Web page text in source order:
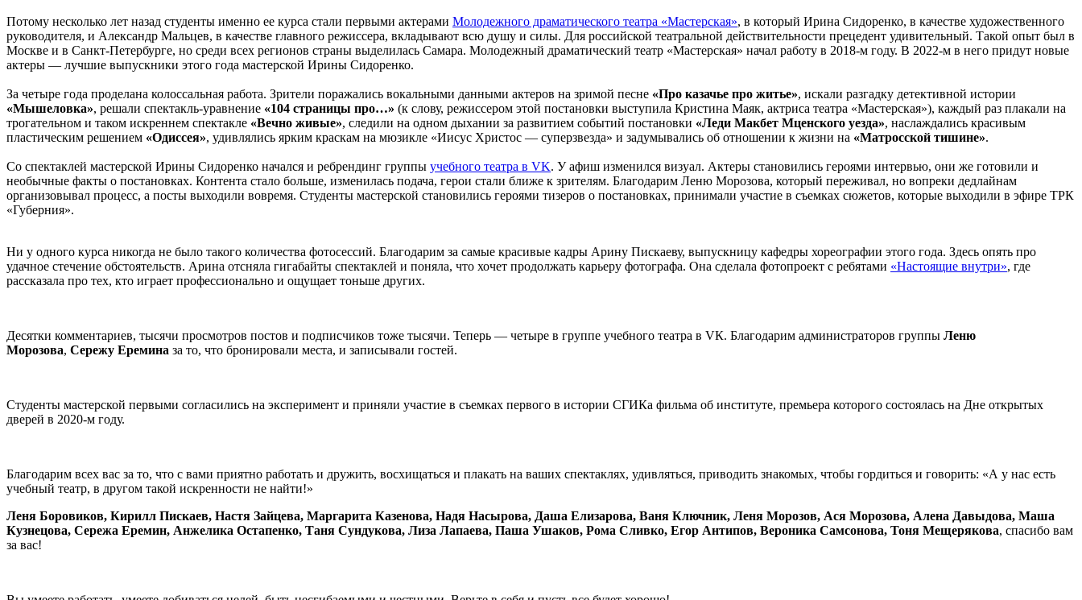
Потому несколько лет назад студенты именно ее курса стали первыми актерами Молодежного драматического театра «Мастерская», в который Ирина Сидоренко, в качестве художественного
руководителя, и Александр Мальцев, в качестве главного режиссера, вкладывают всю душу и силы. Для российской театральной действительности прецедент удивительный. Такой опыт был в
Москве и в Санкт-Петербурге, но среди всех регионов страны выделилась Самара. Молодежный драматический театр «Мастерская» начал работу в 2018-м году. В 2022-м в него придут новые
актеры — лучшие выпускники этого года мастерской Ирины Сидоренко.
За четыре года проделана колоссальная работа. Зрители поражались вокальными данными актеров на зримой песне «Про казачье про житье», искали разгадку детективной истории
«Мышеловка», решали спектакль-уравнение «104 страницы про…» (к слову, режиссером этой постановки выступила Кристина Маяк, актриса театра «Мастерская»), каждый раз плакали на
трогательном и таком искреннем спектакле «Вечно живые», следили на одном дыхании за развитием событий постановки «Леди Макбет Мценского уезда», наслаждались красивым
пластическим решением «Одиссея», удивлялись ярким краскам на мюзикле «Иисус Христос — суперзвезда» и задумывались об отношении к жизни на «Матросской тишине».
Со спектаклей мастерской Ирины Сидоренко начался и ребрендинг группы учебного театра в VK. У афиш изменился визуал. Актеры становились героями интервью, они же готовили и
необычные факты о постановках. Контента стало больше, изменилась подача, герои стали ближе к зрителям. Благодарим Леню Морозова, который переживал, но вопреки дедлайнам
организовывал процесс, а посты выходили вовремя. Студенты мастерской становились героями тизеров о постановках, принимали участие в съемках сюжетов, которые выходили в эфире ТРК
«Губерния».
Ни у одного курса никогда не было такого количества фотосессий. Благодарим за самые красивые кадры Арину Пискаеву, выпускницу кафедры хореографии этого года. Здесь опять про
удачное стечение обстоятельств. Арина отсняла гигабайты спектаклей и поняла, что хочет продолжать карьеру фотографа. Она сделала фотопроект с ребятами «Настоящие внутри», где
рассказала про тех, кто играет профессионально и ощущает тоньше других.
Десятки комментариев, тысячи просмотров постов и подписчиков тоже тысячи. Теперь — четыре в группе учебного театра в VК. Благодарим администраторов группы Леню
Морозова, Сережу Еремина за то, что бронировали места, и записывали гостей.
Студенты мастерской первыми согласились на эксперимент и приняли участие в съемках первого в истории СГИКа фильма об институте, премьера которого состоялась на Дне открытых
дверей в 2020-м году.
Благодарим всех вас за то, что с вами приятно работать и дружить, восхищаться и плакать на ваших спектаклях, удивляться, приводить знакомых, чтобы гордиться и говорить: «А у нас есть
учебный театр, в другом такой искренности не найти!»
Леня Боровиков, Кирилл Пискаев, Настя Зайцева, Маргарита Казенова, Надя Насырова, Даша Елизарова, Ваня Ключник, Леня Морозов, Ася Морозова, Алена Давыдова, Маша
Кузнецова, Сережа Еремин, Анжелика Остапенко, Таня Сундукова, Лиза Лапаева, Паша Ушаков, Рома Сливко, Егор Антипов, Вероника Самсонова, Тоня Мещерякова, спасибо вам
за вас!